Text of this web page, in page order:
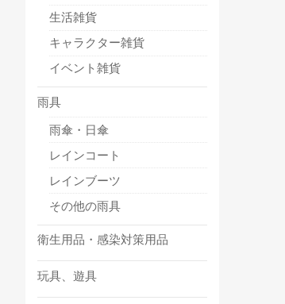
生活雑貨
キャラクター雑貨
イベント雑貨
雨具
雨傘・日傘
レインコート
レインブーツ
その他の雨具
衛生用品・感染対策用品
玩具、遊具